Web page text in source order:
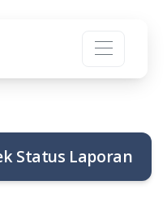
Status Laporan